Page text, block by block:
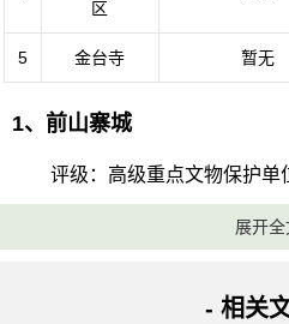
区
5 金台寺 暂无
1、前山寨城
评级：高级重点文物保护单
地址：广东省珠海市香洲区
前山寨城是一处具有历史意
展开全
- 相关